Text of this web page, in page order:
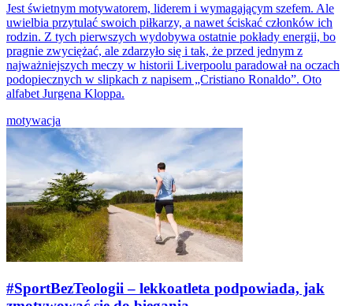
Jest świetnym motywatorem, liderem i wymagającym szefem. Ale
uwielbia przytulać swoich piłkarzy, a nawet ściskać członków ich
rodzin. Z tych pierwszych wydobywa ostatnie pokłady energii, bo
pragnie zwyciężać, ale zdarzyło się i tak, że przed jednym z
najważniejszych meczy w historii Liverpoolu paradował na oczach
podopiecznych w slipkach z napisem „Cristiano Ronaldo”. Oto
alfabet Jurgena Kloppa.
motywacja
#SportBezTeologii – lekkoatleta podpowiada, jak